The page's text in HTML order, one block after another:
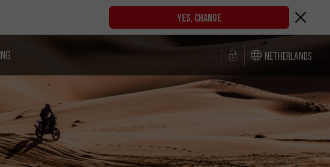
YES, CHANGE
Netherlands